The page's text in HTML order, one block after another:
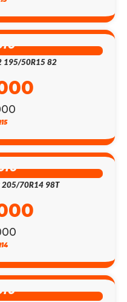
195/50R15 82
205/70R14 98T